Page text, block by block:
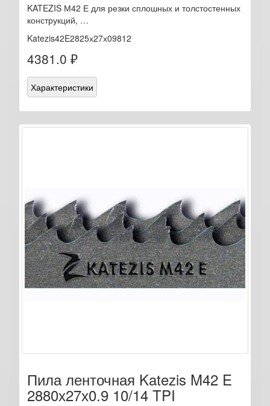
KATEZIS М42 Е для резки сплошных и толстостенных
конструкций, …
Katezis42E2825х27х09812
4381.0 ₽
Характеристики
Пила ленточная Katezis M42 E
2880х27х0.9 10/14 TPI